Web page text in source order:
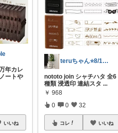
年カレ
ートや
いいね
teruちゃん⭐️8/1楽天トラベル感謝
nototo join シャチハタ 全6
種類 浸透印 連結スタ ...
￥ 968
0 0 32
コレ いいね